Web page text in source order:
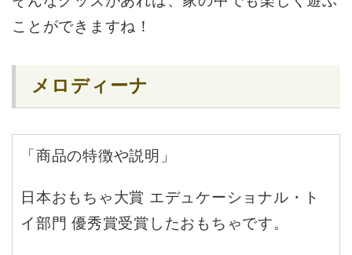
ことができますね！
メロディーナ
「商品の特徴や説明」
日本おもちゃ大賞 エデュケーショナル・ト
イ部門 優秀賞受賞したおもちゃです。